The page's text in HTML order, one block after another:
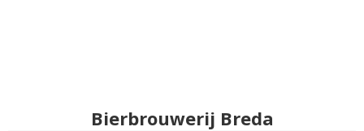
Bierbrouwerij Breda